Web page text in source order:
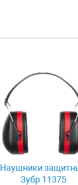
Наушники
Зубр 11375